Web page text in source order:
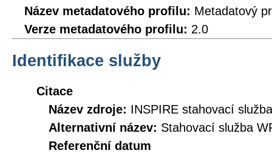
Název metadatového profilu: Metadatový
Verze metadatového profilu: 2.0
Identifikace služby
Citace
Název zdroje: INSPIRE stahovací
Alternativní název: Stahovací služba
Referenční datum